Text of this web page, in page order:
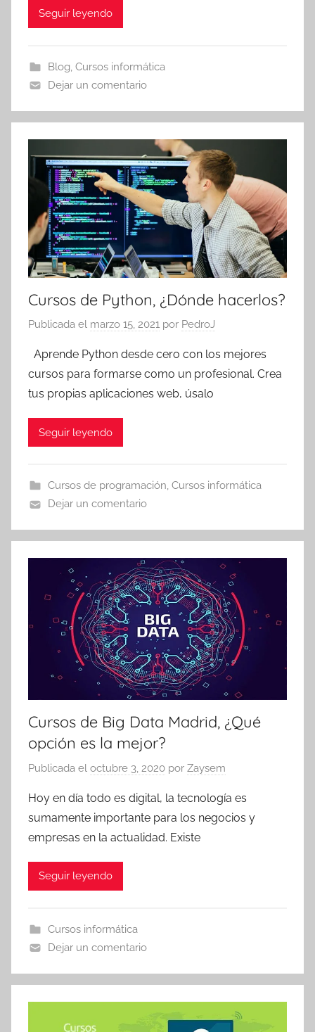
Seguir leyendo
Blog Cursos informática
Dejar un comentario
Cursos de Python, ¿Dónde hacerlos?
Publicada el marzo 15, 2021 por PedroJ
Aprende Python desde cero con los mejores
cursos para formarse como un profesional. Crea
tus propias aplicaciones web, úsalo
Seguir leyendo
Cursos de programación, Cursos informática
Dejar un comentario
Cursos de Big Data Madrid, ¿Qué
opción es la mejor?
Publicada el octubre 3, 2020 por Zaysem
Hoy en día todo es digital, la tecnología es
sumamente importante para los negocios y
empresas en la actualidad. Existe
Seguir leyendo
Cursos informática
Dejar un comentario